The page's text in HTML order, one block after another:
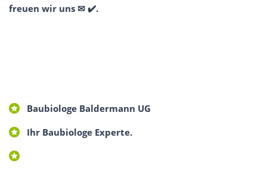
freuen wir uns ✉ ✔️.
Baubiologe Baldermann UG
Ihr Baubiologe Experte.